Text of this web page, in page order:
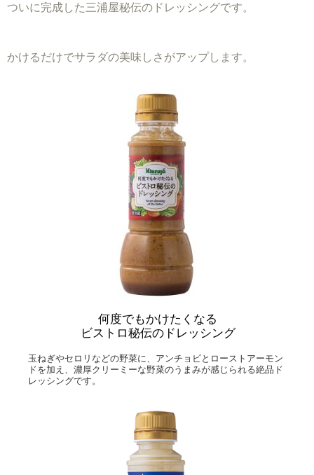
ついに完成した三浦屋秘伝のドレッシングです。
かけるだけでサラダの美味しさがアップします。
何度でもかけたくなる
ビストロ秘伝のドレッシング
玉ねぎやセロリなどの野菜に、アンチョビとローストアーモン
ドを加え、濃厚クリーミーな野菜のうまみが感じられる絶品ド
レッシングです。​